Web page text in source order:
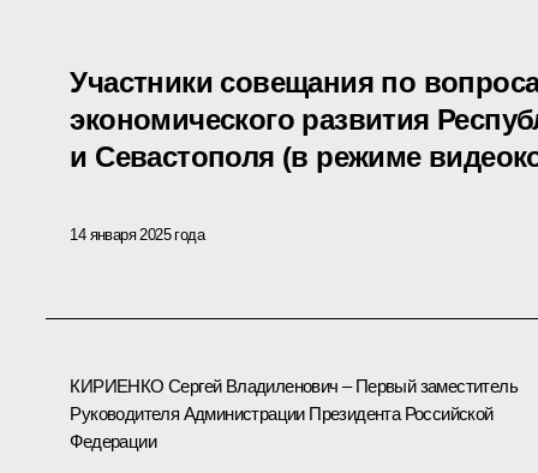
Участники совещания по
экономического развития
и Севастополя (в режиме
14 января 2025 года
КИРИЕНКО Сергей Владиленович – Первый заместитель
Руководителя Администрации Президента Российской
Федерации